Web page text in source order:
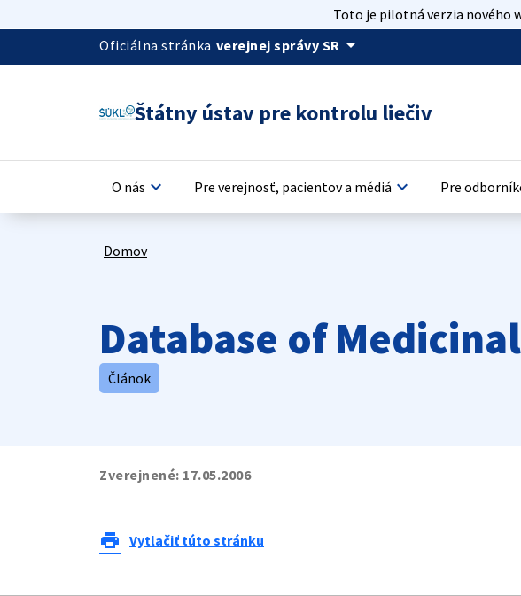
Toto je pilotná verzia nového
Oficiálna stránka verejnej správy SR arrow_drop_down
Štátny ústav pre kontrolu liečiv
O nás keyboard_arrow_down Pre verejnosť, pacientov a médiá keyboard_arrow_down Pre
Domov
Database of
Článok
Zverejnené: 17.05.2006
print Vytlačiť túto stránku